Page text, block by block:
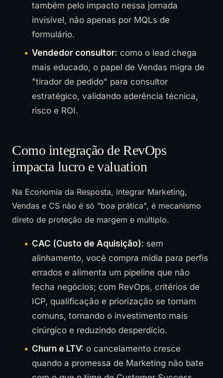
também pelo impacto nessa jornada
invisível, não apenas por MQLs de
formulário.
Vendedor consultor: como o lead chega
mais educado, o papel de Vendas migra de
"tirador de pedido" para consultor
estratégico, validando aderência técnica,
risco e ROI.
Como integração de RevOps
impacta lucro e valuation
Na Economia da Resposta, integrar Marketing,
Vendas e CS não é só "boa prática", é mecanismo
direto de proteção de margem e múltiplo.
CAC (Custo de Aquisição): sem
alinhamento, você compra mídia para perfis
errados e alimenta um pipeline que não
fecha negócios; com RevOps, critérios de
ICP, qualificação e priorização se tornam
comuns, tornando o investimento mais
cirúrgico e reduzindo desperdício.
Churn e LTV: o cancelamento cresce
quando a promessa de Marketing não bate